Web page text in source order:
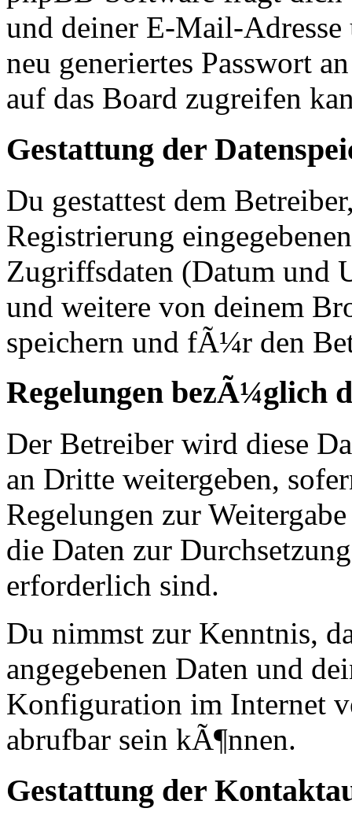
und deiner E-Mail-
neu generiertes Passwort
auf das Board zugreifen
Gestattung der
Du gestattest dem
Registrierung
Zugriffsdaten (Datum und
und weitere von deinem
speichern und fÃ¼r den
Regelungen bezÃ¼glich
Der Betreiber wird diese
an Dritte weitergeben,
Regelungen zur
die Daten zur
erforderlich sind.
Du nimmst zur Kenntnis,
angegebenen Daten und
Konfiguration im Internet
abrufbar sein kÃ¶nnen.
Gestattung der